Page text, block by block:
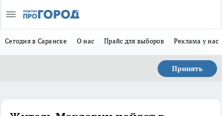
Сегодня в Саранске О нас Прайс для выборов Реклама у нас
Принять